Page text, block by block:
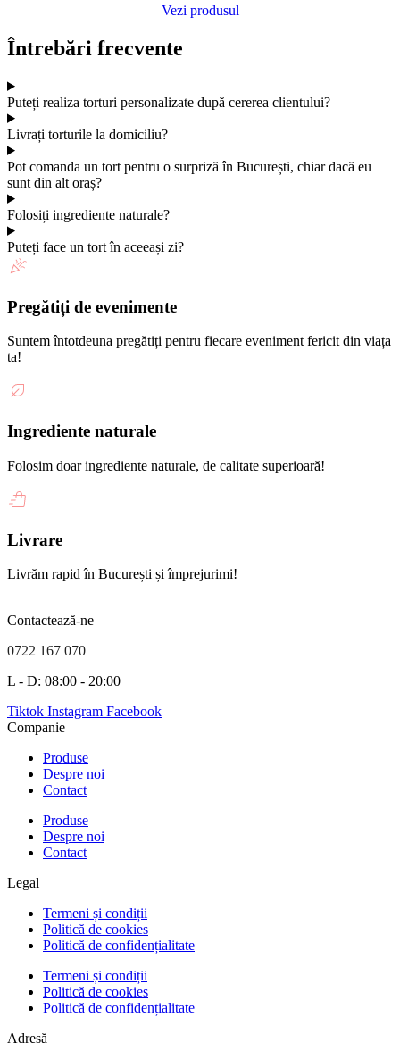
Vezi produsul
Întrebări frecvente
Puteți realiza torturi personalizate după cererea clientului?
Livrați torturile la domiciliu?
Pot comanda un tort pentru o surpriză în București, chiar dacă eu
sunt din alt oraș?
Folosiți ingrediente naturale?
Puteți face un tort în aceeași zi?
Pregătiți de evenimente
Suntem întotdeuna pregătiți pentru fiecare eveniment fericit din viața
ta!
Ingrediente naturale
Folosim doar ingrediente naturale, de calitate superioară!
Livrare
Livrăm rapid în București și împrejurimi!
Contactează-ne
0722 167 070
L - D: 08:00 - 20:00
Tiktok Instagram Facebook
Companie
Produse
Despre noi
Contact
Produse
Despre noi
Contact
Legal
Termeni și condiții
Politică de cookies
Politică de confidențialitate
Termeni și condiții
Politică de cookies
Politică de confidențialitate
Adresă